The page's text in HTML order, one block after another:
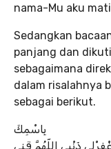
nama-Mu aku
Sedangkan
panjang dan
sebagaimana
dalam risalahnya
sebagai berikut.
بِاسْمِكَ
ذَنْبِى اللّهُمَّ قِنِى